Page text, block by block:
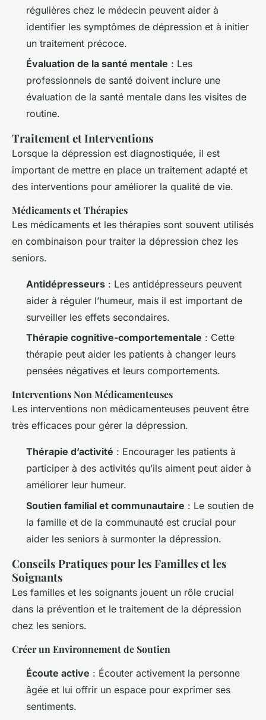
régulières chez le médecin peuvent aider à
identifier les symptômes de dépression et à initier
un traitement précoce.
Évaluation de la santé mentale : Les
professionnels de santé doivent inclure une
évaluation de la santé mentale dans les visites de
routine.
Traitement et Interventions
Lorsque la dépression est diagnostiquée, il est
important de mettre en place un traitement adapté et
des interventions pour améliorer la qualité de vie.
Médicaments et Thérapies
Les médicaments et les thérapies sont souvent utilisés
en combinaison pour traiter la dépression chez les
seniors.
Antidépresseurs : Les antidépresseurs peuvent
aider à réguler l’humeur, mais il est important de
surveiller les effets secondaires.
Thérapie cognitive-comportementale : Cette
thérapie peut aider les patients à changer leurs
pensées négatives et leurs comportements.
Interventions Non Médicamenteuses
Les interventions non médicamenteuses peuvent être
très efficaces pour gérer la dépression.
Thérapie d’activité : Encourager les patients à
participer à des activités qu’ils aiment peut aider à
améliorer leur humeur.
Soutien familial et communautaire : Le soutien de
la famille et de la communauté est crucial pour
aider les seniors à surmonter la dépression.
Conseils Pratiques pour les Familles et les
Soignants
Les familles et les soignants jouent un rôle crucial
dans la prévention et le traitement de la dépression
chez les seniors.
Créer un Environnement de Soutien
Écoute active : Écouter activement la personne
âgée et lui offrir un espace pour exprimer ses
sentiments.